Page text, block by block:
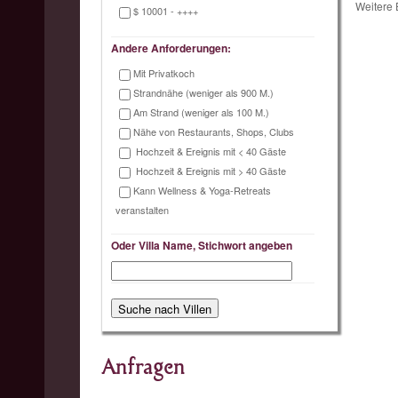
$ 10001 - ++++
Andere Anforderungen:
Mit Privatkoch
Strandnähe (weniger als 900 M.)
Am Strand (weniger als 100 M.)
Nähe von Restaurants, Shops, Clubs
Hochzeit & Ereignis mit < 40 Gäste
Hochzeit & Ereignis mit > 40 Gäste
Kann Wellness & Yoga-Retreats
veranstalten
Oder Villa Name, Stichwort angeben
Anfragen
Weitere